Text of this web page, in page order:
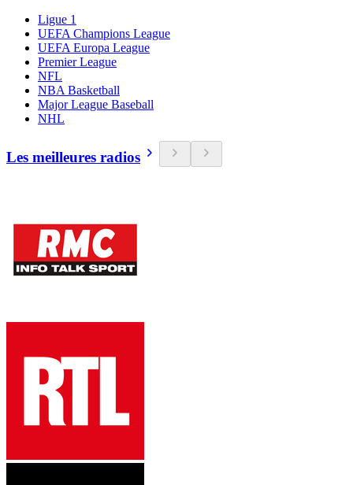
Ligue 1
UEFA Champions League
UEFA Europa League
Premier League
NFL
NBA Basketball
Major League Baseball
NHL
Les meilleures radios